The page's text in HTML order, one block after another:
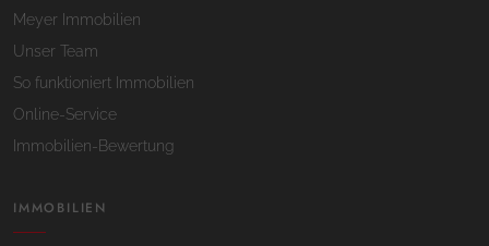
Meyer Immobilien
Unser Team
So funktioniert Immobilien
Online-Service
Immobilien-Bewertung
IMMOBILIEN